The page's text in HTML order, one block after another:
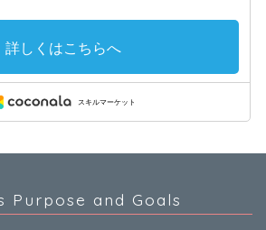
Purpose and Goals